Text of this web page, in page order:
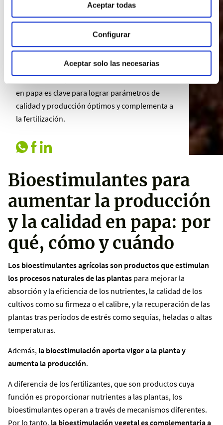
Aceptar todas
Configurar
Aceptar solo las necesarias
Bioestimulantes para
aumentar la
producción y la calidad
en papa
en papa es clave para lograr parámetros de
calidad y producción óptimos y complementa a
la fertilización.
Bioestimulantes para
aumentar la producción
y la calidad en papa: por
qué, cómo y cuándo
Los bioestimulantes agrícolas son productos que estimulan
los procesos naturales de las plantas para mejorar la
absorción y la eficiencia de los nutrientes, la calidad de los
cultivos como su firmeza o el calibre, y la recuperación de las
plantas tras períodos de estrés como sequías, heladas o altas
temperaturas.
Además, la bioestimulación aporta vigor a la planta y
aumenta la producción.
A diferencia de los fertilizantes, que son productos cuya
función es proporcionar nutrientes a las plantas, los
bioestimulantes operan a través de mecanismos diferentes.
Por lo tanto, la bioestimulación vegetal es complementaria a